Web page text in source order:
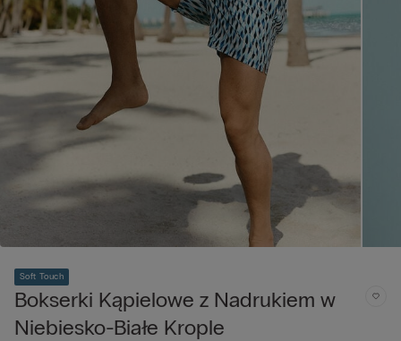
Soft Touch
Bokserki Kąpielowe z Nadrukiem w
Niebiesko-Białe Krople